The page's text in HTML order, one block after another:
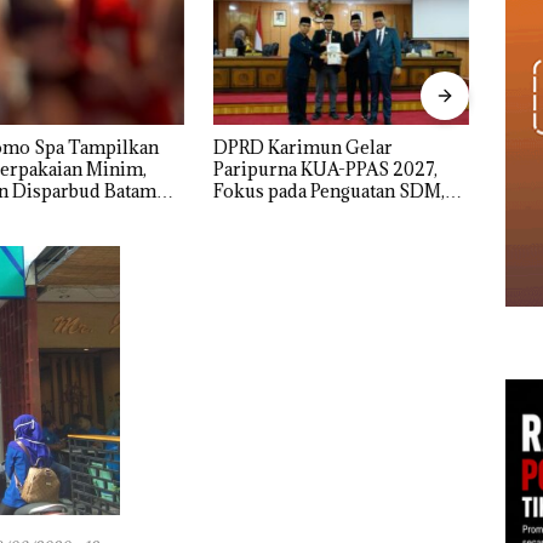
Gelar
KUA-PPAS 2027,
Penguatan SDM,
Proyek Jalan RE Martadinata
Sekupang Dikritik, Masih
Mulus Tapi Diaspal
IPK